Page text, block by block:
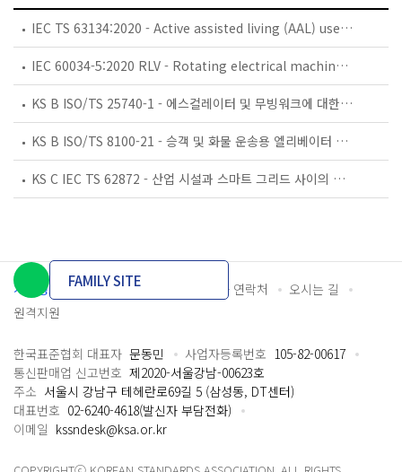
IEC TS 63134:2020 - Active assisted living (AAL) use cases
IEC 60034-5:2020 RLV - Rotating electrical machines - Part 5: Degrees of protection provided by the integral design of rotating electrical machines (IP code) - Classification
KS B ISO/TS 25740-1 - 에스컬레이터 및 무빙워크에 대한 안전요건 — 제1부: 세계공통 필수 안전요건(GESRs)
KS B ISO/TS 8100-21 - 승객 및 화물 운송용 엘리베이터 —제21부: 세계공통 필수안전요건(GESRs)을 충족하는 세계공통 안전 파라미터(GSPs)
KS C IEC TS 62872 - 산업 시설과 스마트 그리드 사이의 산업 공정 측정, 제어 및 자동화 시스템 인터페이스
개인정보처리방침 이용약관 담당자 연락처
오시는 길
원격지원
FAMILY SITE
한국표준협회 대표자 문동민 사업자등록번호 105-82-00617
통신판매업 신고번호 제2020-서울강남-00623호
주소 서울시 강남구 테헤란로69길 5 (삼성동, DT센터)
대표번호 02-6240-4618(발신자 부담전화)
이메일 kssndesk@ksa.or.kr